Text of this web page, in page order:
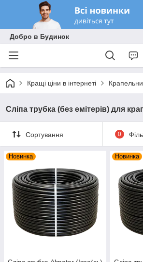
Добро в Будинок
Кращі ціни в інтернеті
Сліпа трубка (без емітерів) для
Сортування 0
Новинка Новинка